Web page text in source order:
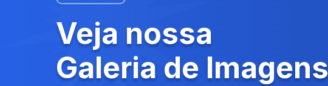
Veja nossa
Galeria de Imagens